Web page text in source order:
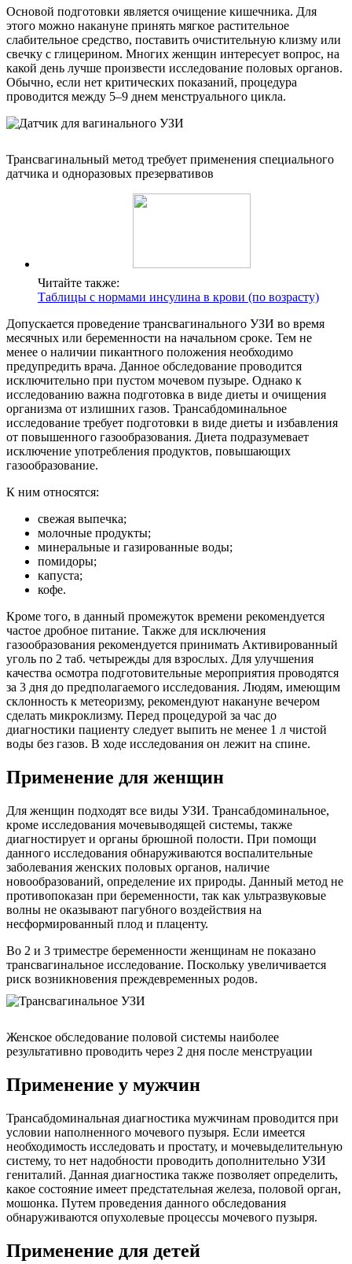
Основой подготовки является очищение кишечника. Для
этого можно накануне принять мягкое растительное
слабительное средство, поставить очистительную клизму или
свечку с глицерином. Многих женщин интересует вопрос, на
какой день лучше произвести исследование половых органов.
Обычно, если нет критических показаний, процедура
проводится между 5–9 днем менструального цикла.
Трансвагинальный метод требует применения специального
датчика и одноразовых презервативов
Читайте также:
Таблицы с нормами инсулина в крови (по возрасту)
Допускается проведение трансвагинального УЗИ во время
месячных или беременности на начальном сроке. Тем не
менее о наличии пикантного положения необходимо
предупредить врача. Данное обследование проводится
исключительно при пустом мочевом пузыре. Однако к
исследованию важна подготовка в виде диеты и очищения
организма от излишних газов. Трансабдоминальное
исследование требует подготовки в виде диеты и избавления
от повышенного газообразования. Диета подразумевает
исключение употребления продуктов, повышающих
газообразование.
К ним относятся:
свежая выпечка;
молочные продукты;
минеральные и газированные воды;
помидоры;
капуста;
кофе.
Кроме того, в данный промежуток времени рекомендуется
частое дробное питание. Также для исключения
газообразования рекомендуется принимать Активированный
уголь по 2 таб. четырежды для взрослых. Для улучшения
качества осмотра подготовительные мероприятия проводятся
за 3 дня до предполагаемого исследования. Людям, имеющим
склонность к метеоризму, рекомендуют накануне вечером
сделать микроклизму. Перед процедурой за час до
диагностики пациенту следует выпить не менее 1 л чистой
воды без газов. В ходе исследования он лежит на спине.
Применение для женщин
Для женщин подходят все виды УЗИ. Трансабдоминальное,
кроме исследования мочевыводящей системы, также
диагностирует и органы брюшной полости. При помощи
данного исследования обнаруживаются воспалительные
заболевания женских половых органов, наличие
новообразований, определение их природы. Данный метод не
противопоказан при беременности, так как ультразвуковые
волны не оказывают пагубного воздействия на
несформированный плод и плаценту.
Во 2 и 3 триместре беременности женщинам не показано
трансвагинальное исследование. Поскольку увеличивается
риск возникновения преждевременных родов.
Женское обследование половой системы наиболее
результативно проводить через 2 дня после менструации
Применение у мужчин
Трансабдоминальная диагностика мужчинам проводится при
условии наполненного мочевого пузыря. Если имеется
необходимость исследовать и простату, и мочевыделительную
систему, то нет надобности проводить дополнительно УЗИ
гениталий. Данная диагностика также позволяет определить,
какое состояние имеет предстательная железа, половой орган,
мошонка. Путем проведения данного обследования
обнаруживаются опухолевые процессы мочевого пузыря.
Применение для детей